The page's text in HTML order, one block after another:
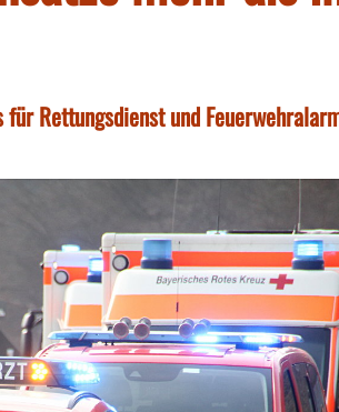
Rettungsdienst und